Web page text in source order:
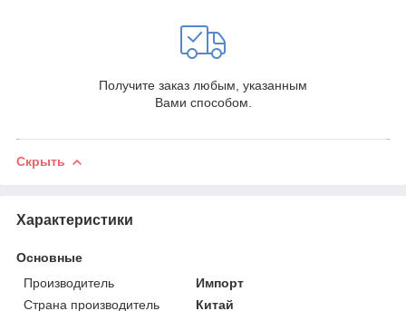
Получите заказ любым, указанным
Вами способом.
Скрыть
Характеристики
Основные
Производитель
Импорт
Страна производитель
Китай